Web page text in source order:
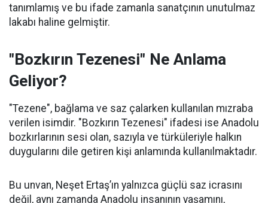
tanımlamış ve bu ifade zamanla sanatçının unutulmaz
lakabı haline gelmiştir.
"Bozkırın Tezenesi" Ne Anlama
Geliyor?
"Tezene", bağlama ve saz çalarken kullanılan mızraba
verilen isimdir. "Bozkırın Tezenesi" ifadesi ise Anadolu
bozkırlarının sesi olan, sazıyla ve türküleriyle halkın
duygularını dile getiren kişi anlamında kullanılmaktadır.
Bu unvan, Neşet Ertaş’ın yalnızca güçlü saz icrasını
değil, aynı zamanda Anadolu insanının yaşamını,